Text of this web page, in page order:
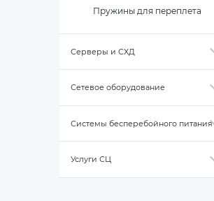
Пружины для переплета
Серверы и СХД
Сетевое оборудование
Системы бесперебойного питания
Услуги СЦ